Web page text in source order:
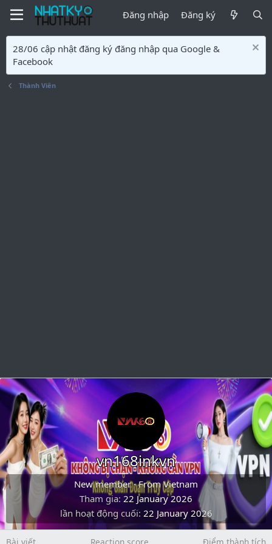
Đăng nhập Đăng ký
28/06 cập nhật đăng ký đăng nhập qua Google &
Facebook
Thành Viên
vn168inkvn
New member ·FromVietnam
Tham gia 22 January 2026
lần hoạt động cuối 22 January 2026